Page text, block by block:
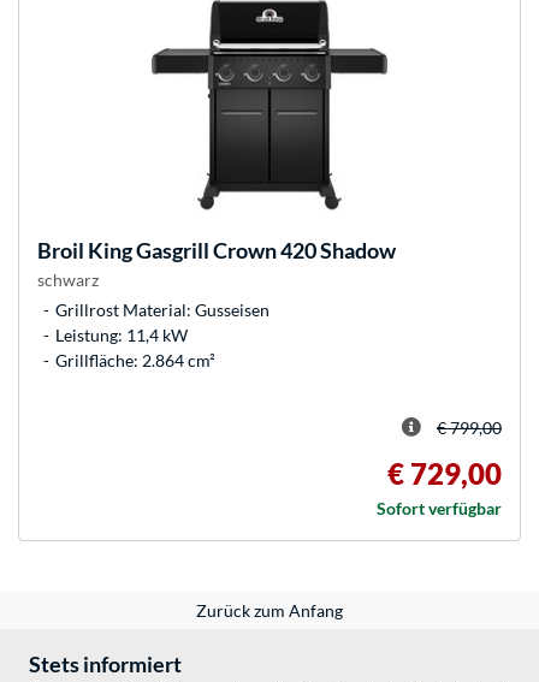
Broil KingGasgrill Crown 420 Shadow
schwarz
Grillrost Material: Gusseisen
Leistung: 11,4 kW
Grillfläche: 2.864 cm²
€ 799,00
€ 729,00
Sofort verfügbar
Zurück zum Anfang
Stets informiert